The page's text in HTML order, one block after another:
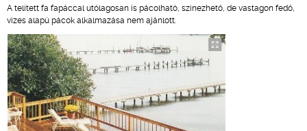
A telített fa fapáccal utólagosan is pácolható, színezhető, de vastagon fedő,
vizes alapú pácok alkalmazása nem ajánlott.